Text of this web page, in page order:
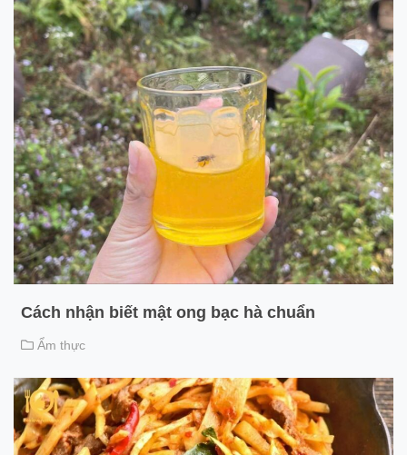
Cách nhận biết mật ong bạc hà chuẩn
Ẩm thực